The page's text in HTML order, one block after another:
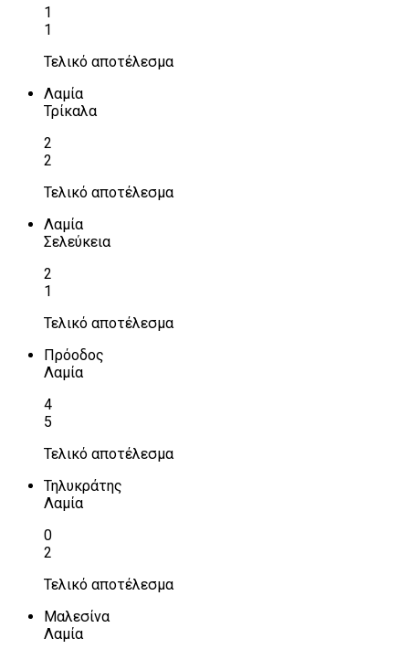
1
1
Τελικό αποτέλεσμα
Λαμία
Τρίκαλα
2
2
Τελικό αποτέλεσμα
Λαμία
Σελεύκεια
2
1
Τελικό αποτέλεσμα
Πρόοδος
Λαμία
4
5
Τελικό αποτέλεσμα
Τηλυκράτης
Λαμία
0
2
Τελικό αποτέλεσμα
Μαλεσίνα
Λαμία